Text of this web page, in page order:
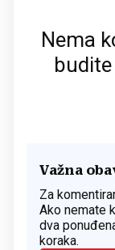
Nema
Važna
Za
Ako nemate
dva
koraka.